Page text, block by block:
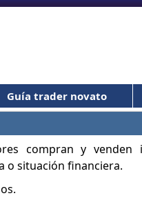
Guía trader novato
compran y venden
o situación financiera.